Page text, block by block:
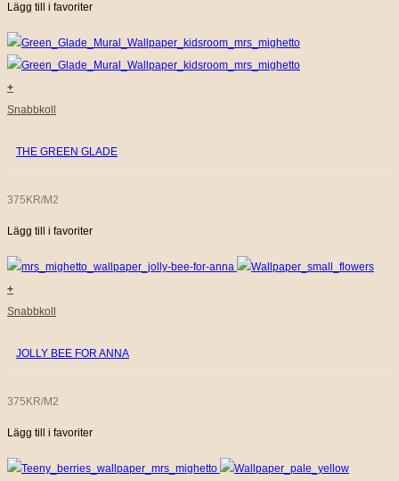
Lägg till i favoriter
+
Snabbkoll
THE GREEN GLADE
375KR/M2
Lägg till i favoriter
+
Snabbkoll
JOLLY BEE FOR ANNA
375KR/M2
Lägg till i favoriter